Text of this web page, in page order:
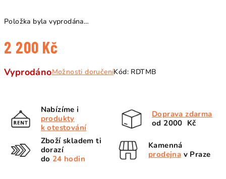
Položka byla vyprodána…
2 200 Kč
cena:
VyprodánoMožnosti doručeníKód: RDTMB
Nabízíme i
produkty
k otestování
Doprava zdarma
od 2000 Kč
Zboží skladem ti
dorazí
do 24 hodin
Kamenná
prodejna v Praze